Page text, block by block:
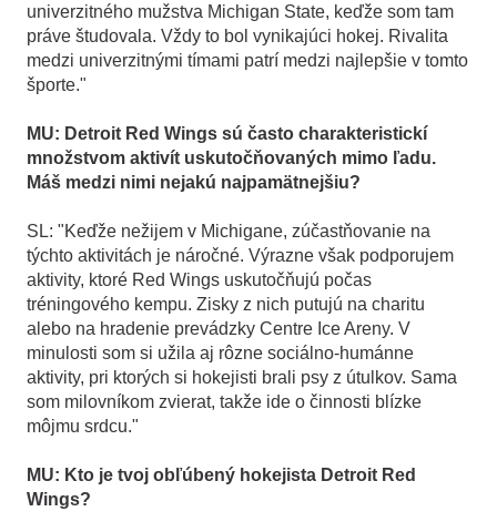
univerzitného mužstva Michigan State, keďže som tam
práve študovala. Vždy to bol vynikajúci hokej. Rivalita
medzi univerzitnými tímami patrí medzi najlepšie v tomto
športe."
MU: Detroit Red Wings sú často charakteristickí
množstvom aktivít uskutočňovaných mimo ľadu.
Máš medzi nimi nejakú najpamätnejšiu?
SL: "Keďže nežijem v Michigane, zúčastňovanie na
týchto aktivitách je náročné. Výrazne však podporujem
aktivity, ktoré Red Wings uskutočňujú počas
tréningového kempu. Zisky z nich putujú na charitu
alebo na hradenie prevádzky Centre Ice Areny. V
minulosti som si užila aj rôzne sociálno-humánne
aktivity, pri ktorých si hokejisti brali psy z útulkov. Sama
som milovníkom zvierat, takže ide o činnosti blízke
môjmu srdcu."
MU: Kto je tvoj obľúbený hokejista Detroit Red
Wings?